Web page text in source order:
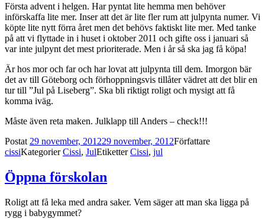
Första advent i helgen. Har pyntat lite hemma men behöver
införskaffa lite mer. Inser att det är lite fler rum att julpynta numer. Vi
köpte lite nytt förra året men det behövs faktiskt lite mer. Med tanke
på att vi flyttade in i huset i oktober 2011 och gifte oss i januari så
var inte julpynt det mest prioriterade. Men i år så ska jag få köpa!
Är hos mor och far och har lovat att julpynta till dem. Imorgon bär
det av till Göteborg och förhoppningsvis tillåter vädret att det blir en
tur till ”Jul på Liseberg”. Ska bli riktigt roligt och mysigt att få
komma iväg.
Måste även reta maken. Julklapp till Anders – check!!!
Postat 29 november, 201229 november, 2012Författare
cissiKategorierCissi, JulEtiketterCissi, jul
Öppna förskolan
Roligt att få leka med andra saker. Vem säger att man ska ligga på
rygg i babygymmet?